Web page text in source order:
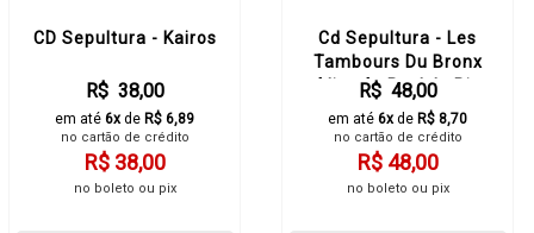
CD Sepultura - Kairos
R$ 38,00
em até 6xde R$ 6,89
no cartão de crédito
R$ 38,00
no boleto ou pix
Cd Sepultura - Les
Tambours Du Bronx
‎Alive At Rock In Rio
R$ 48,00
em até 6xde R$ 8,70
no cartão de crédito
R$ 48,00
no boleto ou pix